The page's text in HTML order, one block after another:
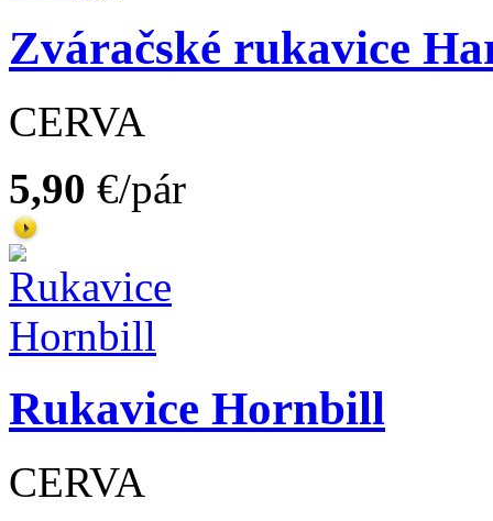
Zváračské rukavice
CERVA
5,90 €/pár
Rukavice Hornbill
CERVA